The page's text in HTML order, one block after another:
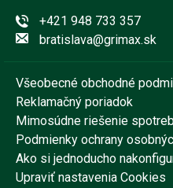
+421 948 733 357
bratislava@grimax.sk
Všeobecné obchodné
Reklamačný poriadok
Mimosúdne riešenie
Podmienky ochrany
Ako si jednoducho
Upraviť nastavenia Cookies